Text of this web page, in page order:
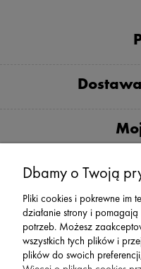
Dbamy o Twoją
Pliki cookies i pokrewne im
działanie strony i
potrzeb. Możesz
wszystkich tych plików i
plików do swoich